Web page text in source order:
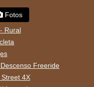
Fotos
Rural
Freeride
Street 4X